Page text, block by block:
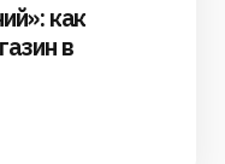
как
в